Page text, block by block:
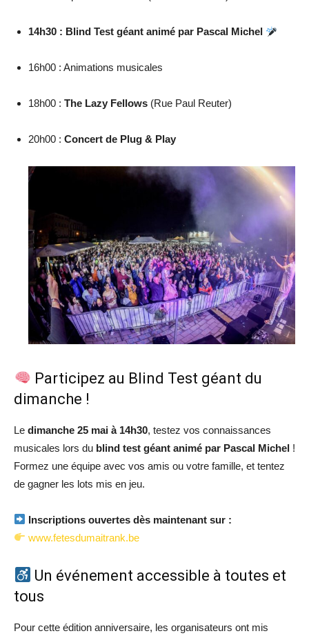
14h30 : Blind Test géant animé par Pascal Michel
16h00 : Animations musicales
18h00 : The Lazy Fellows (Rue Paul Reuter)
20h00 : Concert de Plug & Play
Participez au Blind Test géant du
dimanche !
Le dimanche 25 mai à 14h30, testez vos connaissances
musicales lors du blind test géant animé par Pascal Michel !
Formez une équipe avec vos amis ou votre famille, et tentez
de gagner les lots mis en jeu.
Inscriptions ouvertes dès maintenant sur :
www.fetesdumaitrank.be
Un événement accessible à toutes et
tous
Pour cette édition anniversaire, les organisateurs ont mis